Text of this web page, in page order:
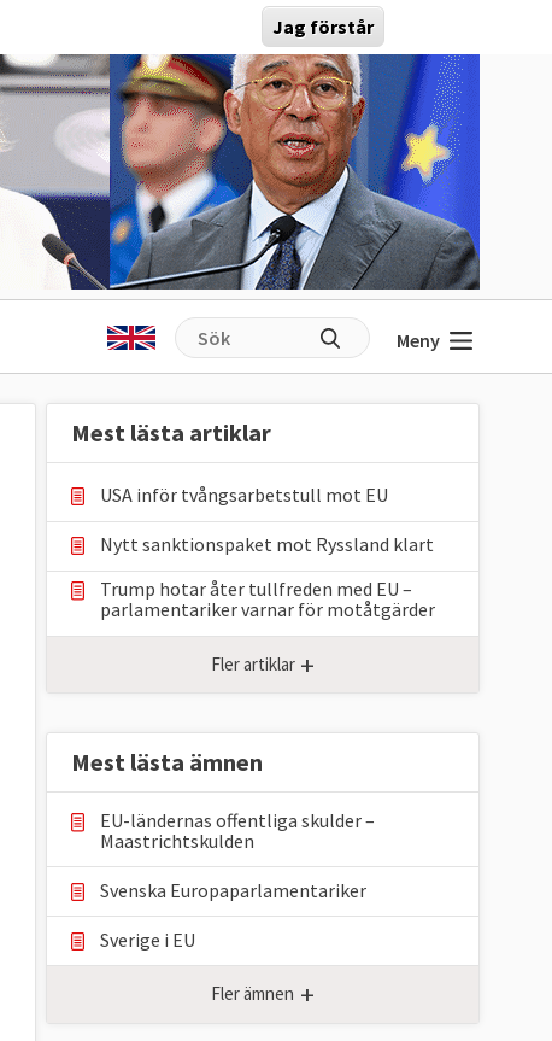
Jag förstår
Meny
Mest lästa artiklar
USA inför tvångsarbetstull mot EU
Nytt sanktionspaket mot Ryssland klart
Trump hotar åter tullfreden med EU –
parlamentariker ⁠varnar för motåtgärder
Fler artiklar +
Mest lästa ämnen
EU-ländernas offentliga skulder –
Maastrichtskulden
Svenska Europaparlamentariker
Sverige i EU
Fler ämnen +